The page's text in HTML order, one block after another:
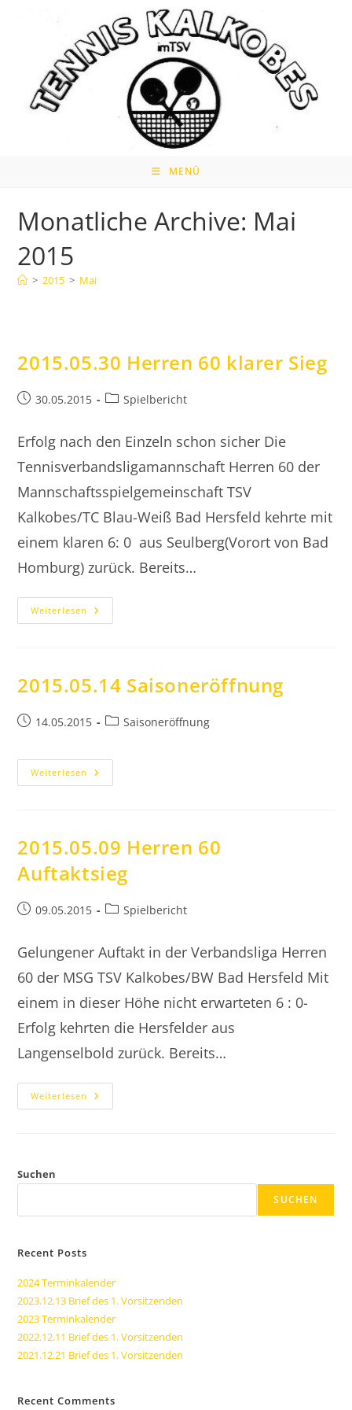
MENÜ
Monatliche Archive: Mai
2015
> 2015 > Mai
2015.05.30 Herren 60 klarer Sieg
Beitrag30.05.2015
Beitrags-
Spielbericht
Erfolg nach den Einzeln schon sicher Die
Tennisverbandsligamannschaft Herren 60 der
Mannschaftsspielgemeinschaft TSV
Kalkobes/TC Blau-Weiß Bad Hersfeld kehrte mit
einem klaren 6: 0 aus Seulberg(Vorort von Bad
Homburg) zurück. Bereits…
Weiterlesen 2015.05.30
Herren
2015.05.14 Saisoneröffnung
Beitrag14.05.2015
Beitrags-
Saisoneröffnung
Weiterlesen 2015.05.14
Saisoneröffnung
2015.05.09 Herren 60
Auftaktsieg
Beitrag09.05.2015
Beitrags-
Spielbericht
Gelungener Auftakt in der Verbandsliga Herren
60 der MSG TSV Kalkobes/BW Bad Hersfeld Mit
einem in dieser Höhe nicht erwarteten 6 : 0-
Erfolg kehrten die Hersfelder aus
Langenselbold zurück. Bereits…
Weiterlesen 2015.05.09
Herren
Suchen
SUCHEN
Recent Posts
2024 Terminkalender
2023.12.13 Brief des 1. Vorsitzenden
2023 Terminkalender
2022.12.11 Brief des 1. Vorsitzenden
2021.12.21 Brief des 1. Vorsitzenden
Recent Comments